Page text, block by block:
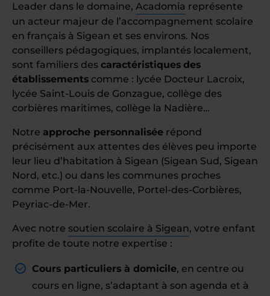
Leader dans le domaine, Acadomia représente
un acteur majeur de l’accompagnement scolaire
en français à Sigean et ses environs. Nos
conseillers pédagogiques, implantés localement,
sont familiers des caractéristiques des
établissements comme : lycée Docteur Lacroix,
lycée Saint-Louis de Gonzague, collège des
corbières maritimes, collège la Nadière…
Notre approche personnalisée répond
précisément aux attentes des élèves peu importe
leur lieu d’habitation à Sigean (Sigean Sud, Sigean
Nord, etc.) ou dans les communes proches
comme Port-la-Nouvelle, Portel-des-Corbières,
Peyriac-de-Mer.
Avec notre soutien scolaire à Sigean, votre enfant
profite de toute notre expertise :
Cours particuliers à domicile, en centre ou
cours en ligne, s’adaptant à son agenda et à